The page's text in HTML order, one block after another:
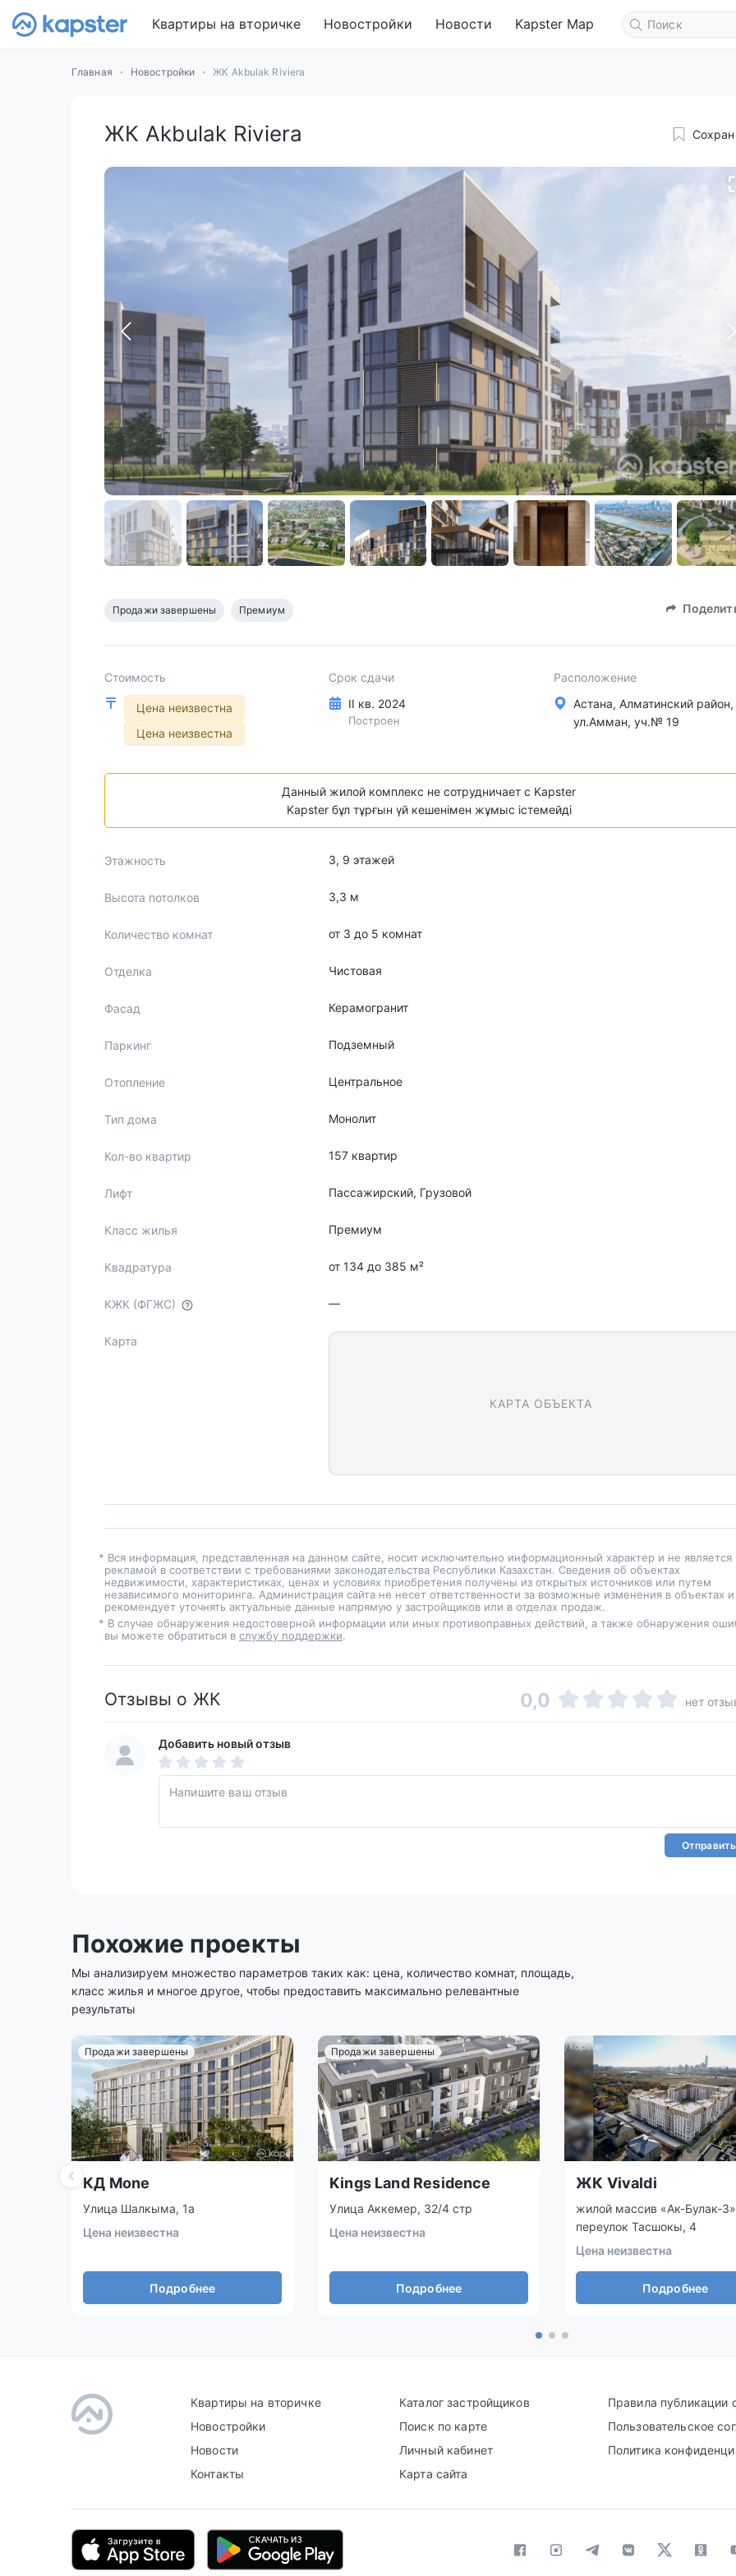
Квартиры на вторичке Новостройки Новости Kapster Map
Главная Новостройки ЖК Akbulak Riviera
ЖК Akbulak Riviera
Продажи завершены Премиум
Стоимость
Цена неизвестна
Цена неизвестна
Срок сдачи
II кв. 2024
Построен
Расположение
Астана, Алматинский район,
ул.Амман, уч.№ 19
Данный жилой комплекс не сотрудничает с Kapster
Kapster бұл тұрғын үй кешенімен жұмыс істемейді
Этажность 3, 9 этажей
Высота потолков 3,3 м
Количество комнат от 3 до 5 комнат
Отделка Чистовая
Фасад Керамогранит
Паркинг Подземный
Отопление Центральное
Тип дома Монолит
Кол-во квартир 157 квартир
Лифт Пассажирский, Грузовой
Класс жилья Премиум
Квадратура от 134 до 385 м²
КЖК (ФГЖС) —
Карта
КАРТА ОБЪЕКТА
* Вся информация, представленная на данном сайте, носит исключительно информационный характер и не является
рекламой в соответствии с требованиями законодательства Республики Казахстан. Сведения об объектах
недвижимости, характеристиках, ценах и условиях приобретения получены из открытых источников или путем
независимого мониторинга. Администрация сайта не несет ответственности за возможные изменения в объектах и
рекомендует уточнять актуальные данные напрямую у застройщиков или в отделах продаж.
* В случае обнаружения недостоверной информации или иных противоправных действий, а также обнаружения
вы можете обратиться в службу поддержки.
Отзывы о ЖК 0,0 нет
Добавить новый отзыв
Отправить
Похожие проекты
Мы анализируем множество параметров таких как: цена, количество комнат, площадь,
класс жилья и многое другое, чтобы предоставить максимально релевантные
результаты
Продажи завершены
КД Mone
Улица Шалкыма, 1а
Цена неизвестна
Подробнее
Продажи завершены
Kings Land Residence
Улица Аккемер, 32/4 стр
Цена неизвестна
Подробнее
ЖК Vivaldi
жилой массив «Ак-Булак-
переулок Тасшокы, 4
Цена неизвестна
Подробнее
Квартиры на вторичке
Новостройки
Новости
Контакты
Каталог застройщиков
Поиск по карте
Личный кабинет
Карта сайта
Правила публикации
Пользовательское
Политика